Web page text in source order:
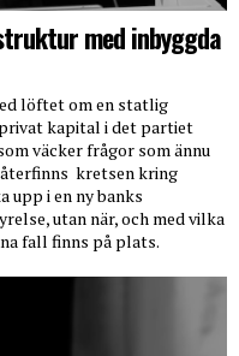
med inbyggda
löftet om en statlig
kapital i det partiet
väcker frågor som ännu
kretsen kring
upp i en ny banks
utan när, och med vilka
fall finns på plats.